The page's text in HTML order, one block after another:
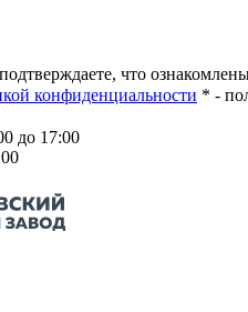
что
конфиденциальности * -
до 17:00